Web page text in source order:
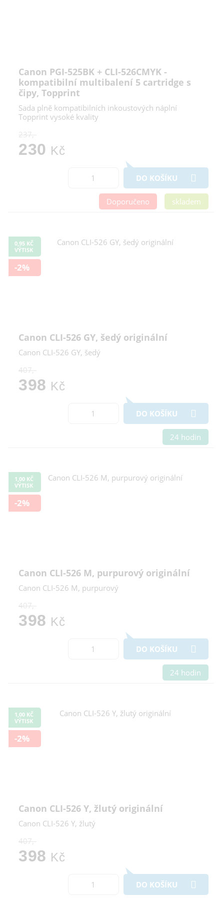
Canon PGI-525BK + CLI-526CMYK -
kompatibilní multibalení 5 cartridge s
čipy, Topprint
Sada plně kompatibilních inkoustových náplní
Topprint vysoké kvality
237,-
230 Kč
DO KOŠÍKU
Doporučeno skladem
0,95 KČ
VÝTISK
-2%
Canon CLI-526 GY, šedý originální
Canon CLI-526 GY, šedý
407,-
398 Kč
DO KOŠÍKU
24 hodin
1,00 KČ
VÝTISK
-2%
Canon CLI-526 M, purpurový originální
Canon CLI-526 M, purpurový
407,-
398 Kč
DO KOŠÍKU
24 hodin
1,00 KČ
VÝTISK
-2%
Canon CLI-526 Y, žlutý originální
Canon CLI-526 Y, žlutý
407,-
398 Kč
DO KOŠÍKU